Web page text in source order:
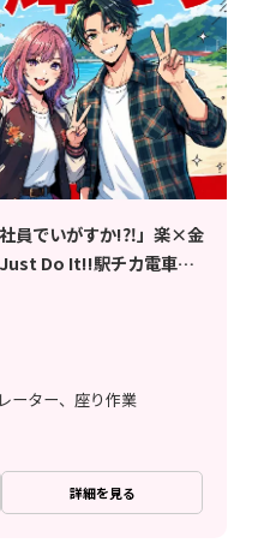
社員でいがすか!⁈」楽×金
Do It!!駅チカ電車通
ーター、座り作業
詳細を見る